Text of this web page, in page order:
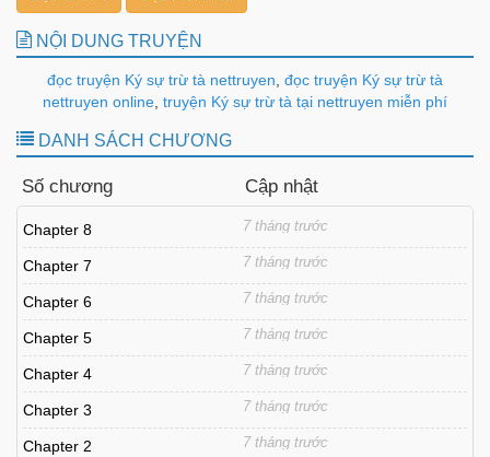
NỘI DUNG TRUYỆN
đọc truyện Ký sự trừ tà nettruyen đọc truyện Ký sự trừ tà
nettruyen online truyện Ký sự trừ tà tại nettruyen miễn phí
DANH SÁCH CHƯƠNG
Số chương Cập nhật
Chapter 8 7 tháng trước
Chapter 7 7 tháng trước
Chapter 6 7 tháng trước
Chapter 5 7 tháng trước
Chapter 4 7 tháng trước
Chapter 3 7 tháng trước
Chapter 2 7 tháng trước